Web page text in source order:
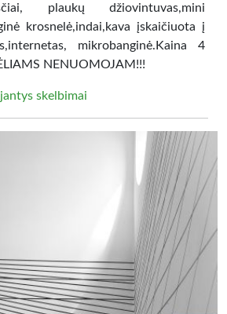
plaukų džiovintuvas,mini
krosnelė,indai,kava įskaičiuota į
mikrobanginė.Kaina 4
NENUOMOJAM!!!
skelbimai